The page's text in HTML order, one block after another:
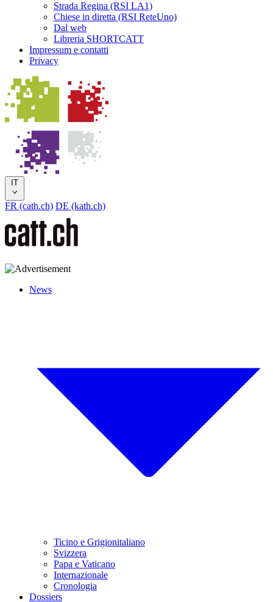
Strada Regina (RSI LA1)
Chiese in diretta (RSI ReteUno)
Dal web
Libreria SHORTCATT
Impressum e contatti
Privacy
IT
FR (cath.ch) DE (kath.ch)
News
Ticino e Grigionitaliano
Svizzera
Papa e Vaticano
Internazionale
Cronologia
Dossiers